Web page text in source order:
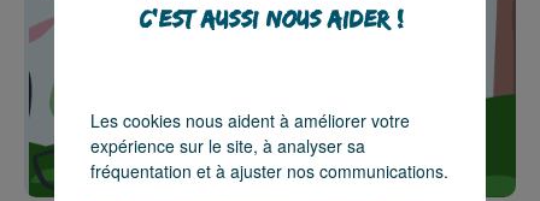
c'est aussi nous aider !
Les cookies nous aident à améliorer votre
expérience sur le site, à analyser sa
fréquentation et à ajuster nos communications.